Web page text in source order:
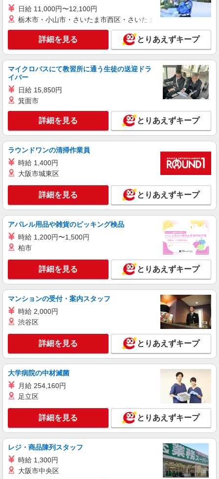
日給 11,000円〜12,100円
栃木市・小山市・さいたま市西区・さいたま市岩槻区・久喜市・
詳細を見る とりあえずキープ
マイクロバスにて教習所に通う生徒の送迎ドラ
イバー
日給 15,850円
箕面市
詳細を見る とりあえずキープ
ラウンドワンの清掃作業員
時給 1,400円
大阪市城東区
詳細を見る とりあえずキープ
アパレル用品や雑貨のピッキング検品
時給 1,200円〜1,500円
柏市
詳細を見る とりあえずキープ
マンションの受付・案内スタッフ
時給 2,000円
渋谷区
詳細を見る とりあえずキープ
大学病院の中材滅菌
月給 254,160円
足立区
詳細を見る とりあえずキープ
レジ・商品陳列スタッフ
時給 1,300円
大阪市中央区